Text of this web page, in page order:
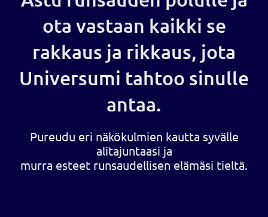
ota vastaan kaikki se
rakkaus ja rikkaus, jota
Universumi tahtoo sinulle
antaa.
Pureudu eri näkökulmien kautta syvälle
alitajuntaasi ja
murra esteet runsaudellisen elämäsi tieltä.